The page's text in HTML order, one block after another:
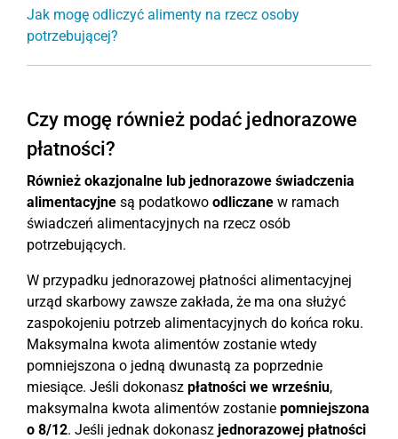
Jak mogę odliczyć alimenty na rzecz osoby
potrzebującej?
Czy mogę również podać jednorazowe
płatności?
Również okazjonalne lub jednorazowe świadczenia
alimentacyjne są podatkowo odliczane w ramach
świadczeń alimentacyjnych na rzecz osób
potrzebujących.
W przypadku jednorazowej płatności alimentacyjnej
urząd skarbowy zawsze zakłada, że ma ona służyć
zaspokojeniu potrzeb alimentacyjnych do końca roku.
Maksymalna kwota alimentów zostanie wtedy
pomniejszona o jedną dwunastą za poprzednie
miesiące. Jeśli dokonasz płatności we wrześniu,
maksymalna kwota alimentów zostanie pomniejszona
o 8/12. Jeśli jednak dokonasz jednorazowej płatności